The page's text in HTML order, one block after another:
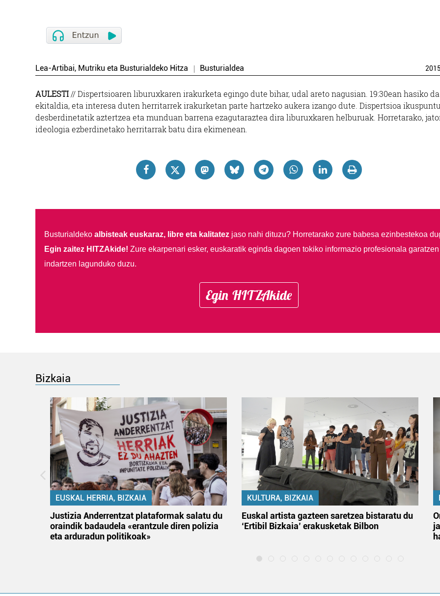
Lea-Artibai, Mutriku eta Busturialdeko Hitza Busturialdea 2015
AULESTI// Dispertsioaren liburuxkaren irakurketa egingo dute bihar, udal areto nagusian. 19:30ean hasiko da
ekitaldia, eta interesa duten herritarrek irakurketan parte hartzeko aukera izango dute. Dispertsioa ikuspuntu
desberdinetatik aztertzea eta munduan barrena ezagutaraztea dira liburuxkaren helburuak. Horretarako,
ideologia ezberdinetako herritarrak batu dira ekimenean.
Busturialdeko albisteak euskaraz, libre eta kalitatezjaso nahi dituzu? Horretarako zure babesa ezinbestekoa
Egin zaitez HITZAkide! Zure ekarpenari esker, euskaratik eginda dagoen tokiko informazio profesionala garatzen
indartzen lagunduko duzu.
Egin HITZAkide
Bizkaia
EUSKAL HERRIA, BIZKAIA
Justizia Anderrentzat plataformak salatu du
oraindik badaudela «erantzule diren polizia
eta arduradun politikoak»
KULTURA, BIZKAIA
Euskal artista gazteen saretzea bistaratu du
‘Ertibil Bizkaia’ erakusketak Bilbon